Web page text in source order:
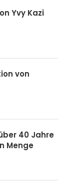
Yvy Kazi
von
40 Jahre
Menge